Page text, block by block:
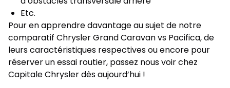
Etc.
Pour en apprendre davantage au sujet de notre
comparatif Chrysler Grand Caravan vs Pacifica, de
leurs caractéristiques respectives ou encore pour
réserver un essai routier, passez nous voir chez
Capitale Chrysler dès aujourd’hui !